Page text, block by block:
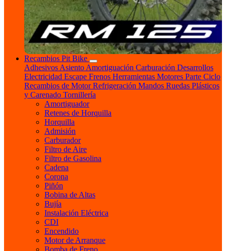
Recambios Pit Bike
Adhesivos Asiento Amortiguación Carburación Desarrollos
Electricidad Escape Frenos Herramientas Motores Parte Ciclo
Recambios de MotorRefrigeración Mandos Ruedas Plásticos
y Carenado Tornillería
Amortiguador
Retenes de Horquilla
Horquilla
Admisión
Carburador
Filtro de Aire
Filtro de Gasolina
Cadena
Corona
Piñón
Bobina de Altas
Bujía
Instalación Eléctrica
CDI
Encendido
Motor de Arranque
Bomba de Freno